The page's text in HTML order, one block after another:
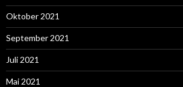
Oktober 2021
September 2021
Juli 2021
Mai 2021